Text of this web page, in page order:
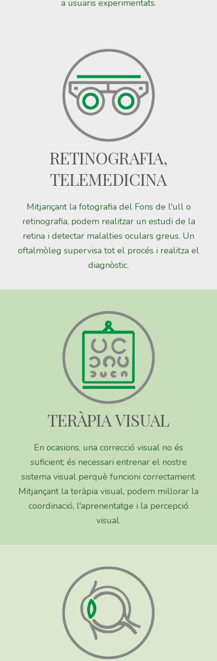
a usuaris experimentats.
RETINOGRAFIA,
TELEMEDICINA
Mitjançant la fotografia del Fons de l'ull o
retinografia, podem realitzar un estudi de la
retina i detectar malalties oculars greus. Un
oftalmòleg supervisa tot el procés i realitza el
diagnòstic.
TERÀPIA VISUAL
En ocasions, una correcció visual no és
suficient; és necessari entrenar el nostre
sistema visual perquè funcioni correctament.
Mitjançant la teràpia visual, podem millorar la
coordinació, l'aprenentatge i la percepció
visual.